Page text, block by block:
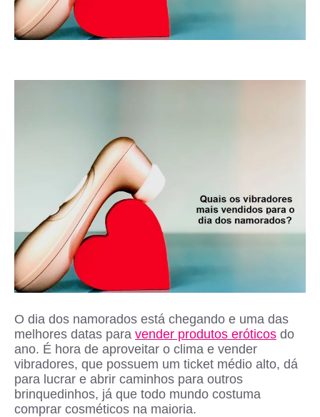
O dia dos namorados está chegando e uma das
melhores datas para vender produtos eróticos do
ano. É hora de aproveitar o clima e vender
vibradores, que possuem um ticket médio alto, dá
para lucrar e abrir caminhos para outros
brinquedinhos, já que todo mundo costuma
comprar cosméticos na maioria.